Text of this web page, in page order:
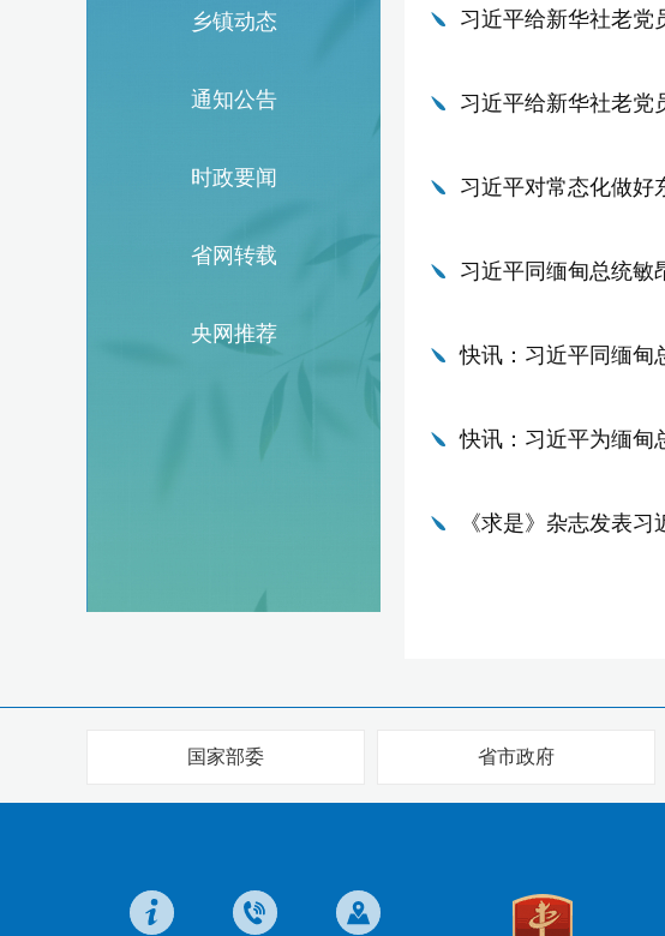
乡镇动态
通知公告
时政要闻
省网转载
央网推荐
习近平给新华社老党
习近平给新华社老党
习近平对常态化做好
习近平同缅甸总统敏
快讯：习近平同缅甸
快讯：习近平为缅甸
《求是》杂志发表
国家部委 省市政府